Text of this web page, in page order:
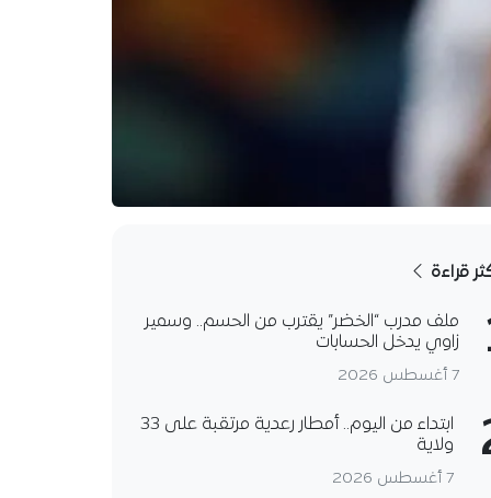
قراءة
ملف مدرب “الخضر” يقترب من الحسم.. وسمير
زاوي يدخل الحسابات
7 أغسطس 2026
ابتداء من اليوم.. أمطار رعدية مرتقبة على 33
ولاية
7 أغسطس 2026